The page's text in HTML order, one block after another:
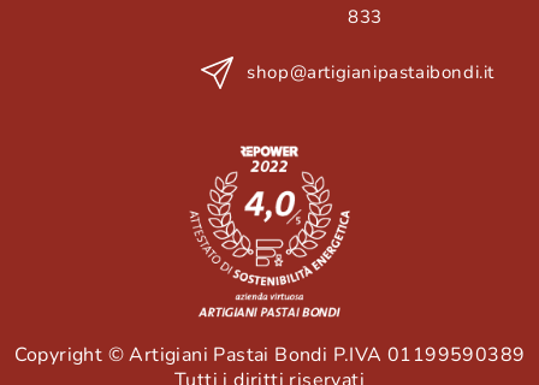
833
shop@artigianipastaibondi.it
Copyright © Artigiani Pastai Bondi P.IVA 01199590389